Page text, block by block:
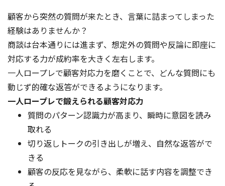
顧客から突然の質問が来たとき、言葉に詰まってしまった
経験はありませんか？
商談は台本通りには進まず、想定外の質問や反論に即座に
対応する力が成約率を大きく左右します。
一人ロープレで顧客対応力を磨くことで、どんな質問にも
動じず的確な返答ができるようになります。
一人ロープレで鍛えられる顧客対応力
質問のパターン認識力が高まり、瞬時に意図を読み
取れる
切り返しトークの引き出しが増え、自然な返答がで
きる
顧客の反応を見ながら、柔軟に話す内容を調整でき